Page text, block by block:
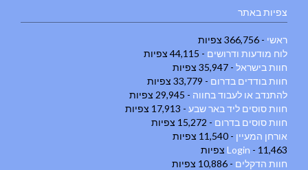
צפיות באתר
ראשי - 366,756 צפיות
לוח מודעות ודרושים - 44,115 צפיות
חוות בישראל - 35,947 צפיות
חוות בודדים בדרום - 33,779 צפיות
להתנדב או לעבוד בחווה - 29,945 צפיות
חוות סוסים ליד באר שבע - 17,913 צפיות
חוות סוסים בדרום - 15,272 צפיות
אורחן המעיין - 11,540 צפיות
Login - 11,463 צפיות
חוות הדקלים - 10,886 צפיות